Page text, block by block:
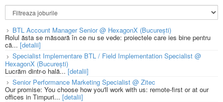
BTL Account Manager Senior @ HexagonX (București)
Rolul ăsta se măsoară în ce nu se vede: proiectele care ies bine pentru
că... [detalii]
Specialist Implementare BTL / Field Implementation Specialist @
HexagonX (București)
Lucrăm dintr-o hală...[detalii]
Senior Performance Marketing Specialist @ Zitec
Our promise: You choose how you'll work with us: remote-first or at our
offices in Timpuri... [detalii]